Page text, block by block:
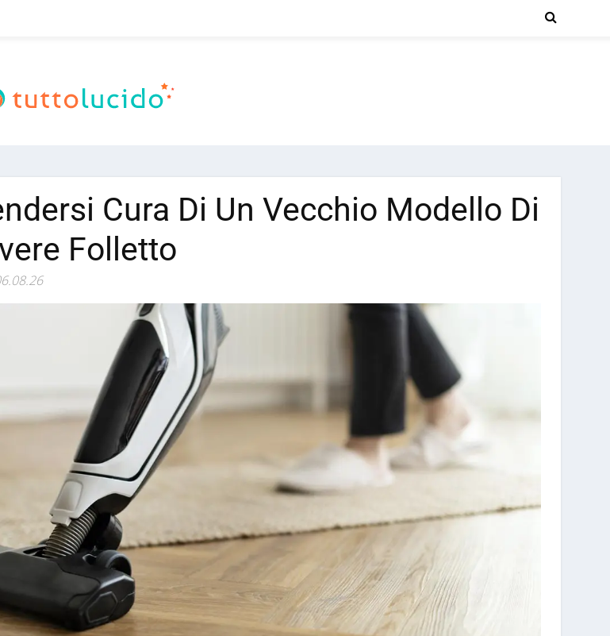
Cura Di Un Vecchio Modello Di
Folletto